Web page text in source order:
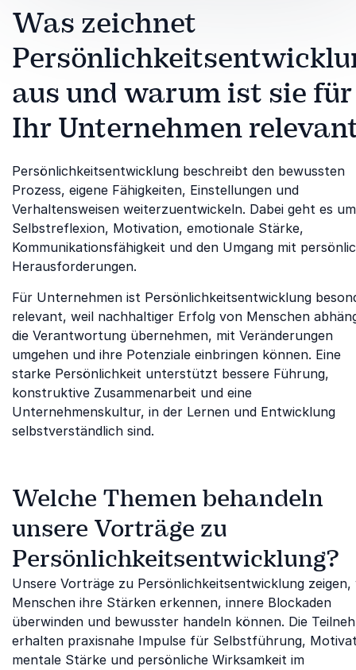
Was zeichnet
aus und warum ist sie für
Ihr Unternehmen
Persönlichkeitsentwicklung beschreibt den bewussten
Prozess, eigene Fähigkeiten, Einstellungen und
Verhaltensweisen weiterzuentwickeln. Dabei geht es um
Selbstreflexion, Motivation, emotionale Stärke,
Kommunikationsfähigkeit und den Umgang mit
Herausforderungen.
Für Unternehmen ist Persönlichkeitsentwicklung
relevant, weil nachhaltiger Erfolg von Menschen
die Verantwortung übernehmen, mit Veränderungen
umgehen und ihre Potenziale einbringen können. Eine
starke Persönlichkeit unterstützt bessere Führung,
konstruktive Zusammenarbeit und eine
Unternehmenskultur, in der Lernen und Entwicklung
selbstverständlich sind.
Welche Themen behandeln
unsere Vorträge zu
Persönlichkeitsentwicklung?
Unsere Vorträge zu Persönlichkeitsentwicklung zeigen,
Menschen ihre Stärken erkennen, innere Blockaden
überwinden und bewusster handeln können. Die
erhalten praxisnahe Impulse für Selbstführung,
mentale Stärke und persönliche Wirksamkeit im